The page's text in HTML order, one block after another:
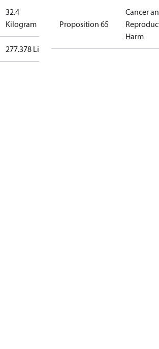
32.4
Kilogram
277.378 Liter
Proposition 65
Cancer
Harm